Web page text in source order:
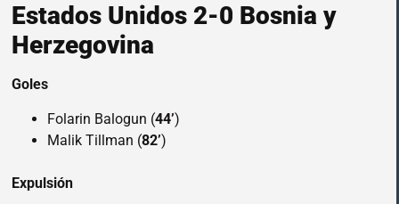
Estados Unidos 2-0 Bosnia y
Herzegovina
Goles
Folarin Balogun (44’)
Malik Tillman (82’)
Expulsión